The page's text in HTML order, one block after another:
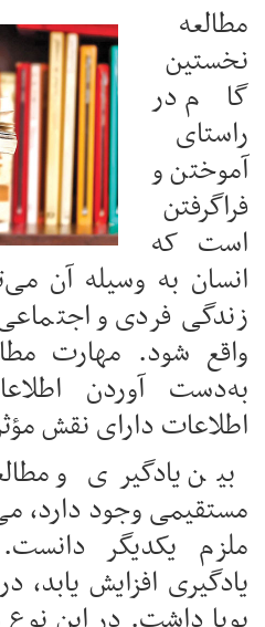
مطالعه
نخستین
گام در
راستای
آموختن و
فراگرفتن
است که
انسان به وسيله آن
زندگی فردی و
واقع شود. مهارت
به‌دست آوردن
اطلاعات دارای نقش
بین یادگیری و
مستقیمی وجود دارد،
ملزم یکدیگر
یادگیری افزایش یابد،